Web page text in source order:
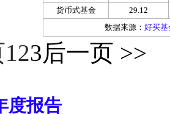
货币式基金
29.12
数据来源： 好买基
123后一页 >>
度报告